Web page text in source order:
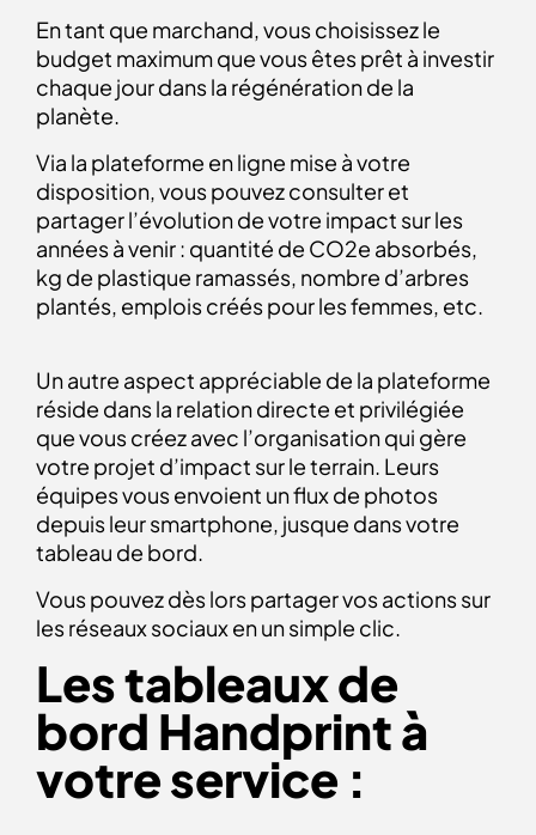
En tant que marchand, vous choisissez le
budget maximum que vous êtes prêt à investir
chaque jour dans la régénération de la
planète.
Via la plateforme en ligne mise à votre
disposition, vous pouvez consulter et
partager l’évolution de votre impact sur les
années à venir : quantité de CO2e absorbés,
kg de plastique ramassés, nombre d’arbres
plantés, emplois créés pour les femmes, etc.
Un autre aspect appréciable de la plateforme
réside dans la relation directe et privilégiée
que vous créez avec l’organisation qui gère
votre projet d’impact sur le terrain. Leurs
équipes vous envoient un flux de photos
depuis leur smartphone, jusque dans votre
tableau de bord.
Vous pouvez dès lors partager vos actions sur
les réseaux sociaux en un simple clic.
Les tableaux de
bord Handprint à
votre service :